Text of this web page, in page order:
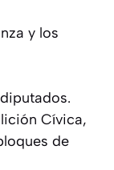
y los
Cívica,
de